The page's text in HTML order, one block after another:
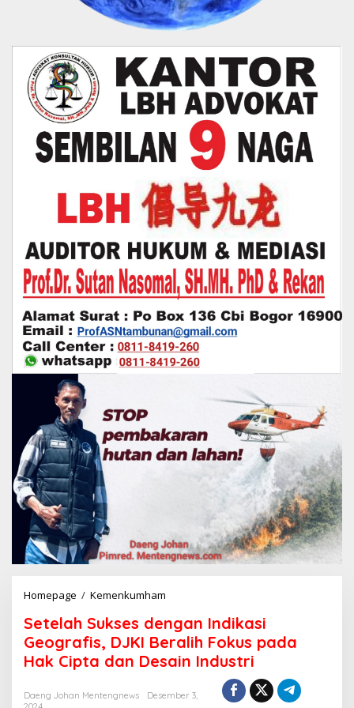
Homepage / Kemenkumham
t
e
l
a
S
Setelah Sukses dengan Indikasi
Geografis, DJKI Beralih Fokus pada
Hak Cipta dan Desain Industri
Daeng Johan Mentengnews
Desember 3,